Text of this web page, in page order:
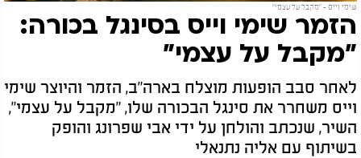
שימי וייס - "מקבל על עצמי"
הזמר שימי וייס בסינגל בכורה:
"מקבל על עצמי"
לאחר סבב הופעות מוצלח בארה"ב, הזמר והיוצר שימי
וייס משחרר את סינגל הבכורה שלו, "מקבל על עצמי",
השיר, שנכתב והולחן על ידי אבי שפרונג והופק
בשיתוף עם אליה נתנאלי